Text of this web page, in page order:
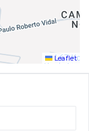
Leaflet